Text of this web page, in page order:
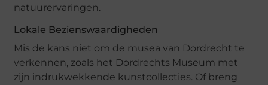
natuurervaringen.
Lokale Bezienswaardigheden
Mis de kans niet om de musea van Dordrecht te
verkennen, zoals het Dordrechts Museum met
zijn indrukwekkende kunstcollecties. Of breng